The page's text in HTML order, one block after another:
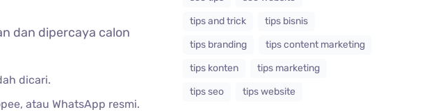
dan dipercaya calon
dicari.
atau WhatsApp resmi.
tips and trick
tips bisnis
tips branding
tips content marketing
tips konten
tips marketing
tips seo
tips website